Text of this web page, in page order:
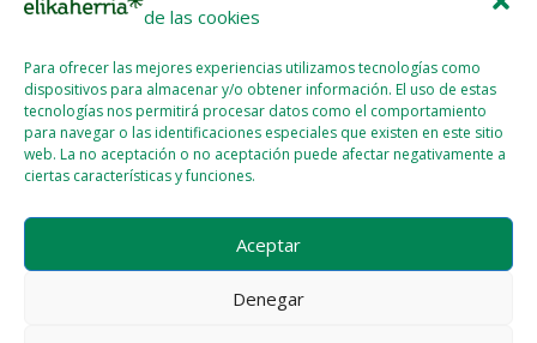
de las cookies
Para ofrecer las mejores experiencias utilizamos tecnologías como
dispositivos para almacenar y/o obtener información. El uso de estas
tecnologías nos permitirá procesar datos como el comportamiento
para navegar o las identificaciones especiales que existen en este sitio
web. La no aceptación o no aceptación puede afectar negativamente a
ciertas características y funciones.
Aceptar
Denegar
duen guzia BERRIAK → Reivindicación a favor de la soberanía
Read More >>